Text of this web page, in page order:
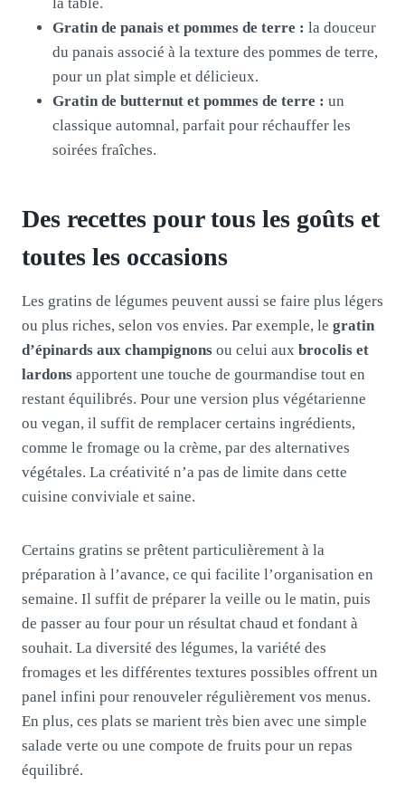
Gratin de panais et pommes de terre : la douceur
du panais associé à la texture des pommes de terre,
pour un plat simple et délicieux.
Gratin de butternut et pommes de terre : un
classique automnal, parfait pour réchauffer les
soirées fraîches.
Des recettes pour tous les goûts et
toutes les occasions
Les gratins de légumes peuvent aussi se faire plus légers
ou plus riches, selon vos envies. Par exemple, le gratin
d’épinards aux champignons ou celui aux brocolis et
lardons apportent une touche de gourmandise tout en
restant équilibrés. Pour une version plus végétarienne
ou vegan, il suffit de remplacer certains ingrédients,
comme le fromage ou la crème, par des alternatives
végétales. La créativité n’a pas de limite dans cette
cuisine conviviale et saine.
Certains gratins se prêtent particulièrement à la
préparation à l’avance, ce qui facilite l’organisation en
semaine. Il suffit de préparer la veille ou le matin, puis
de passer au four pour un résultat chaud et fondant à
souhait. La diversité des légumes, la variété des
fromages et les différentes textures possibles offrent un
panel infini pour renouveler régulièrement vos menus.
En plus, ces plats se marient très bien avec une simple
salade verte ou une compote de fruits pour un repas
équilibré.